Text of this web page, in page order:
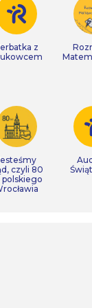
z
czyli 80
polskiego